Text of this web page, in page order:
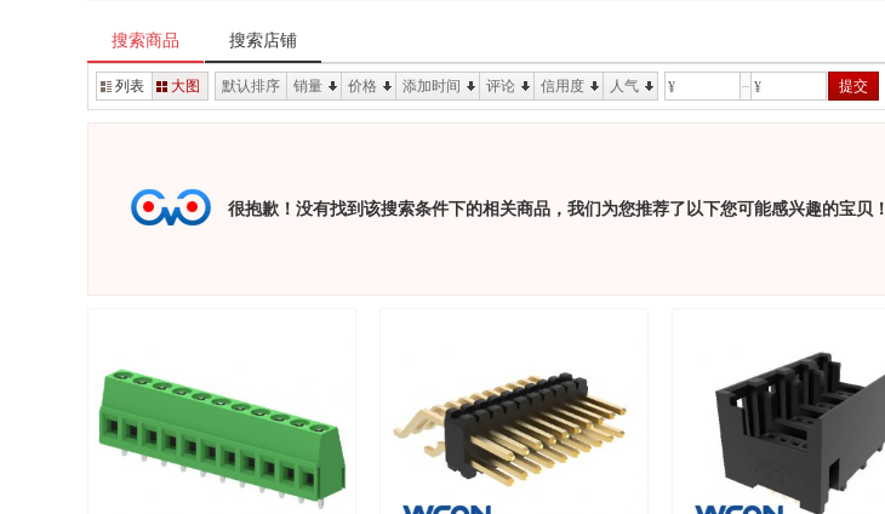
特价：¥0
查看详情
搜索商品 搜索店铺
列表 大图 默认排序 销量 价格 添加时间 评论 信用度 人气 ¥ ¥ 提交
很抱歉！没有找到该搜索条件下的相关商品，我们为您推荐了以下您可能感兴趣的宝贝！